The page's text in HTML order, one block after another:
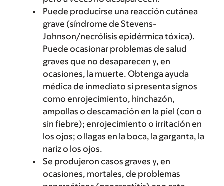
Puede producirse una reacción cutánea
grave (síndrome de Stevens-
Johnson/necrólisis epidérmica tóxica).
Puede ocasionar problemas de salud
graves que no desaparecen y, en
ocasiones, la muerte. Obtenga ayuda
médica de inmediato si presenta signos
como enrojecimiento, hinchazón,
ampollas o descamación en la piel (con o
sin fiebre); enrojecimiento o irritación en
los ojos; o llagas en la boca, la garganta, la
nariz o los ojos.
Se produjeron casos graves y, en
ocasiones, mortales, de problemas